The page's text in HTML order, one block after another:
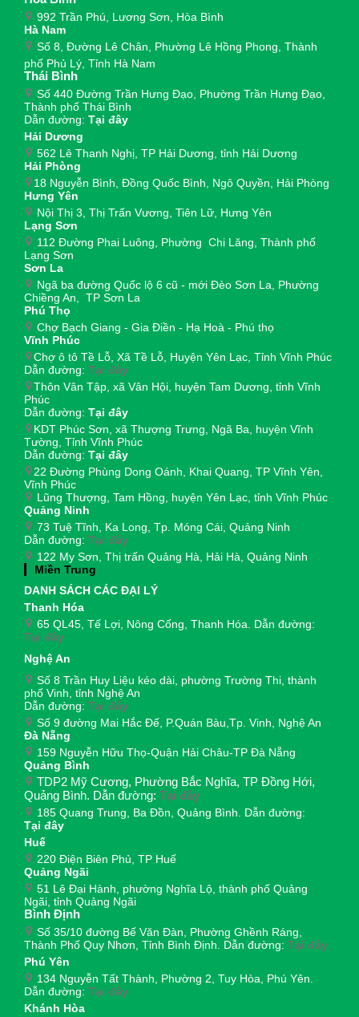
992 Trần Phú, Lương Sơn, Hòa Bình
Hà Nam
Số 8, Đường Lê Chân, Phường Lê Hồng Phong, Thành
phố Phủ Lý, Tỉnh Hà Nam
Thái Bình
Số 440 Đường Trần Hưng Đạo, Phường Trần Hưng Đạo,
Thành phố Thái Bình
Dẫn đường: Tại đây
Hải Dương
562 Lê Thanh Nghị, TP Hải Dương, tỉnh Hải Dương
Hải Phòng
18 Nguyễn Bình, Đồng Quốc Bình, Ngô Quyền, Hải Phòng
Hưng Yên
Nội Thị 3, Thị Trấn Vương, Tiên Lữ, Hưng Yên
Lạng Sơn
112 Đường Phai Luông, Phường Chi Lăng, Thành phố
Lạng Sơn
Sơn La
Ngã ba đường Quốc lộ 6 cũ - mới Đèo Sơn La, Phường
Chiềng An, TP Sơn La
Phú Thọ
Chợ Bạch Giang - Gia Điền - Hạ Hoà - Phú thọ
Vĩnh Phúc
Chợ ô tô Tề Lỗ, Xã Tề Lỗ, Huyện Yên Lạc, Tỉnh Vĩnh Phúc
Dẫn đường: Tại đây
Thôn Vân Tập, xã Vân Hội, huyện Tam Dương, tỉnh Vĩnh
Phúc
Dẫn đường: Tại đây
KDT Phúc Sơn, xã Thượng Trưng, Ngã Ba, huyện Vĩnh
Tường, Tỉnh Vĩnh Phúc
Dẫn đường: Tại đây
22 Đường Phùng Dong Oánh, Khai Quang, TP Vĩnh Yên,
Vĩnh Phúc
Lũng Thượng, Tam Hồng, huyện Yên Lạc, tỉnh Vĩnh Phúc
Quảng Ninh
73 Tuệ Tĩnh, Ka Long, Tp. Móng Cái, Quảng Ninh
Dẫn đường: Tại đây
122 My Sơn, Thị trấn Quảng Hà, Hải Hà, Quảng Ninh
Miền Trung
DANH SÁCH CÁC ĐẠI LÝ
Thanh Hóa
65 QL45, Tế Lợi, Nông Cống, Thanh Hóa. Dẫn đường:
Tại đây
Nghệ An
Số 8 Trần Huy Liệu kéo dài, phường Trường Thi, thành
phố Vinh, tỉnh Nghệ An
Dẫn đường: Tại đây
Số 9 đường Mai Hắc Đế, P.Quán Bàu,Tp. Vinh, Nghệ An
Đà Nẵng
159 Nguyễn Hữu Thọ-Quận Hải Châu-TP Đà Nẵng
Quảng Bình
TDP2 Mỹ Cương, Phường Bắc Nghĩa, TP Đồng Hới,
Quảng Bình. Dẫn đường: Tại đây
185 Quang Trung, Ba Đồn, Quảng Bình. Dẫn đường:
Tại đây
Huế
220 Điện Biên Phủ, TP Huế
Quảng Ngãi
51 Lê Đại Hành, phường Nghĩa Lộ, thành phố Quảng
Ngãi, tỉnh Quảng Ngãi
Bình Định
Số 35/10 đường Bế Văn Đàn, Phường Ghềnh Ráng,
Thành Phố Quy Nhơn, Tỉnh Bình Định. Dẫn đường: Tại đây
Phú Yên
134 Nguyễn Tất Thành, Phường 2, Tuy Hòa, Phú Yên.
Dẫn đường: Tại đây
Khánh Hòa